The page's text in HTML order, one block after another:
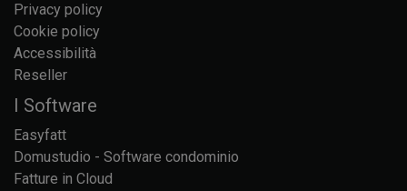
Privacy policy
Cookie policy
Accessibilità
Reseller
I Software
Easyfatt
Domustudio - Software condominio
Fatture in Cloud